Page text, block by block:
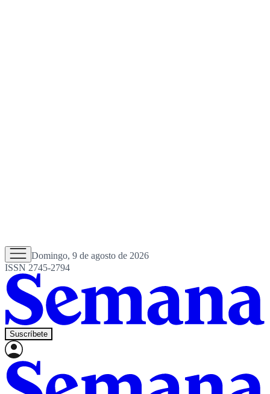
Domingo, 9 de agosto de 2026
ISSN 2745-2794
Suscríbete